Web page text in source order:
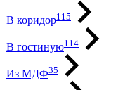
В коридор115
В гостиную114
Из МДФ35